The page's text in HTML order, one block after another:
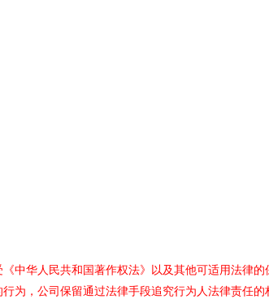
中华人民共和国著作权法》以及其他可适用法律
为，公司保留通过法律手段追究行为人法律责任的